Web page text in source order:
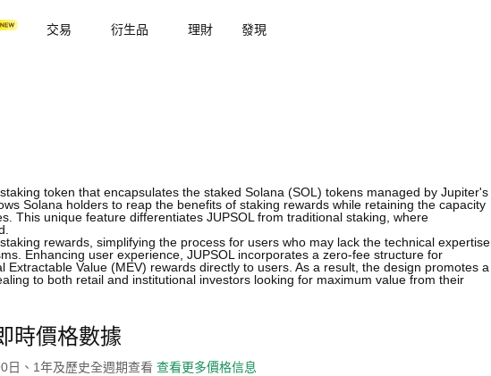
交易 衍生品 理財 發現
token that encapsulates the staked Solana (SOL) tokens managed by Jupiter's
Solana holders to reap the benefits of staking rewards while retaining the capacity
This unique feature differentiates JUPSOL from traditional staking, where
rewards, simplifying the process for users who may lack the technical expertise
Enhancing user experience, JUPSOL incorporates a zero-fee structure for
Value (MEV) rewards directly to users. As a result, the design promotes a
to both retail and institutional investors looking for maximum value from their
時價格數據
日、1年及歷史全週期查看 查看更多價格信息